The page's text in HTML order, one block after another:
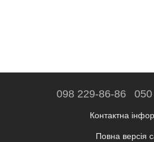
098 229-86-86
Контактна
Повна версія